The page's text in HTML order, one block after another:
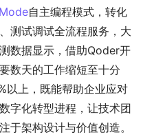
自主编程模式，转化
测试调试全流程服务，大
数据显示，借助Qoder开
数天的工作缩短至十分
以上，既能帮助企业应对
字化转型进程，让技术团
于架构设计与价值创造。